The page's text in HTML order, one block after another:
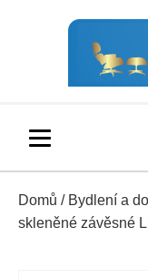
Domů / Bydlení a
skleněné závěsné